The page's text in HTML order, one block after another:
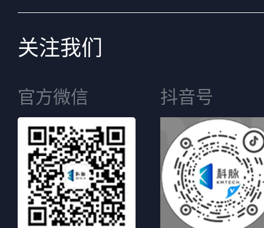
关注我们
官方微信 抖音号